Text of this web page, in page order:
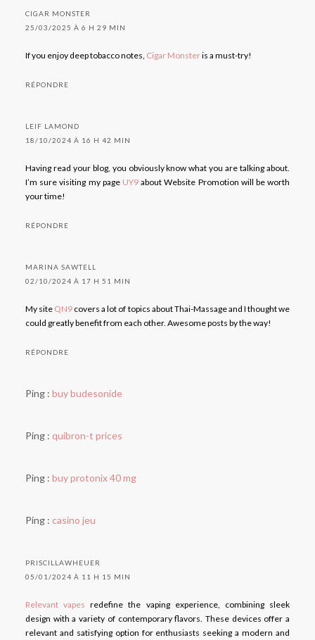
CIGAR MONSTER
25/03/2025 À 6 H 29 MIN
If you enjoy deep tobacco notes, Cigar Monsteris a must-try!
RÉPONDRE
LEIF LAMOND
18/10/2024 À 16 H 42 MIN
Having read your blog, you obviously know what you are talking about.
I’m sure visiting my page UY9about Website Promotion will be worth
your time!
RÉPONDRE
MARINA SAWTELL
02/10/2024 À 17 H 51 MIN
My site QN9 covers a lot of topics about Thai-Massage and I thought we
could greatly benefit from each other. Awesome posts by the way!
RÉPONDRE
Ping : buy budesonide
Ping : quibron-t prices
Ping : buy protonix 40 mg
Ping : casino jeu
PRISCILLAWHEUER
05/01/2024 À 11 H 15 MIN
Relevant vapes redefine the vaping experience, combining sleek
design with a variety of contemporary flavors. These devices offer a
relevant and satisfying option for enthusiasts seeking a modern and